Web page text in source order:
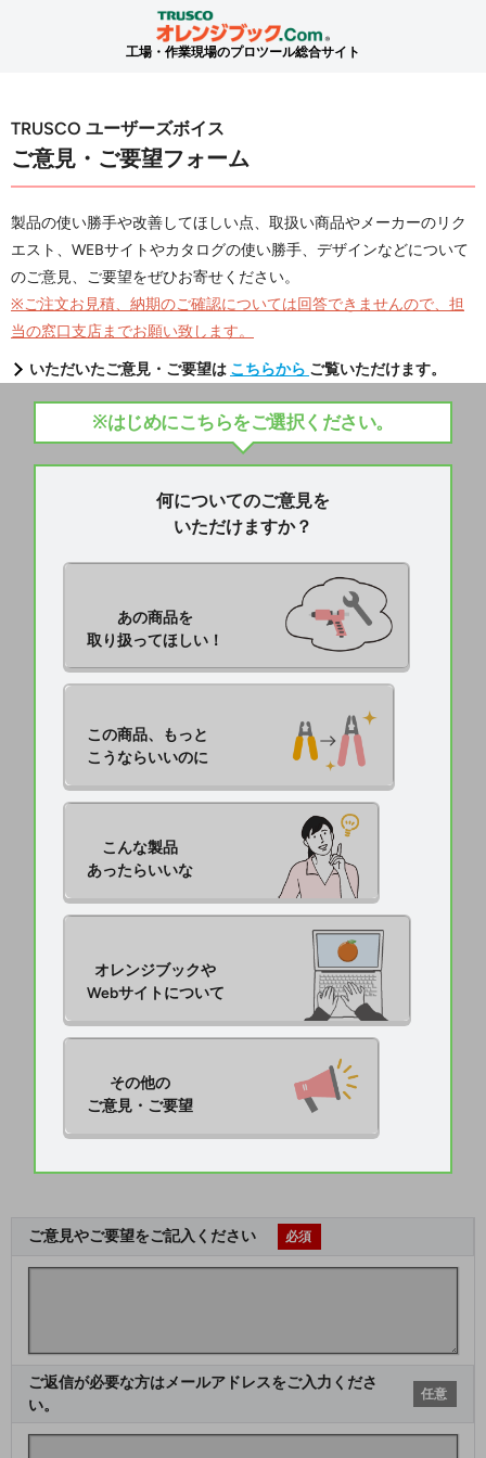
工場・作業現場のプロツール総合サイト
TRUSCO ユーザーズボイス
ご意見・ご要望フォーム
製品の使い勝手や改善してほしい点、取扱い商品やメーカーのリク
エスト、WEBサイトやカタログの使い勝手、デザインなどについて
のご意見、ご要望をぜひお寄せください。
※ご注文お見積、納期のご確認については回答できませんので、担
当の窓口支店までお願い致します。
いただいたご意見・ご要望は こちらから ご覧いただけます。
※はじめにこちらをご選択ください。
何についてのご意見を
いただけますか？
あの商品を
取り扱ってほしい！
この商品、もっと
こうならいいのに
こんな製品
あったらいいな
オレンジブックや
Webサイトについて
その他の
ご意見・ご要望
ご意見やご要望をご記入ください 必須
ご返信が必要な方はメールアドレスをご入力くださ
い。
任意